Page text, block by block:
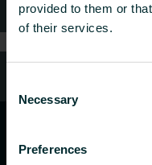
provided to them or
of their services.
Selection
Necessary
Preferences
FAQ (Ofte